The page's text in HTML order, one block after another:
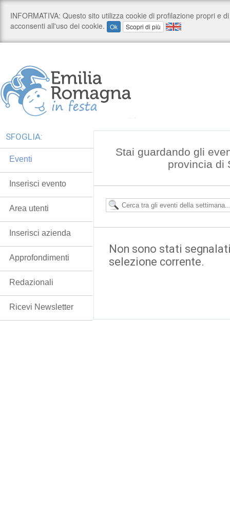
Stai guardando gli
provincia di
Non sono stati
selezione corrente.
SFOGLIA:
Eventi
Inserisci evento
Area utenti
Inserisci azienda
Approfondimenti
Redazionali
Ricevi Newsletter